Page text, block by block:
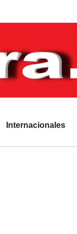
Internacionales